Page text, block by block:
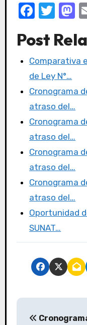
F
c
e
b
o
o
k
T
it
te
r
o
o
n
Post
Comparativa
de Ley N°…
Cronograma
atraso del…
Cronograma
atraso del…
Cronograma
atraso del…
Cronograma
atraso del…
Oportunidad
SUNAT…